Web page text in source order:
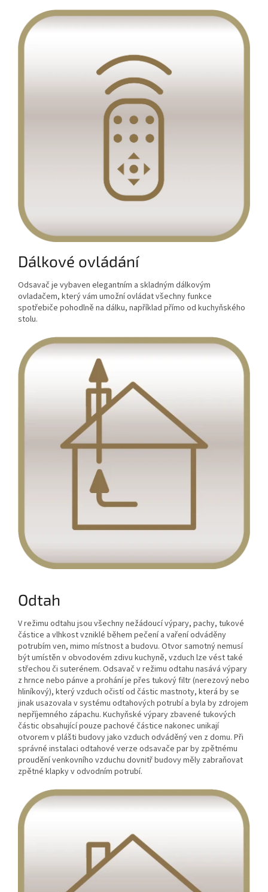
Dálkové ovládání
Odsavač je vybaven elegantním a skladným dálkovým
ovladačem, který vám umožní ovládat všechny funkce
spotřebiče pohodlně na dálku, například přímo od kuchyňského
stolu.
Odtah
V režimu odtahu jsou všechny nežádoucí výpary, pachy, tukové
částice a vlhkost vzniklé během pečení a vaření odváděny
potrubím ven, mimo místnost a budovu. Otvor samotný nemusí
být umístěn v obvodovém zdivu kuchyně, vzduch lze vést také
střechou či suterénem. Odsavač v režimu odtahu nasává výpary
z hrnce nebo pánve a prohání je přes tukový filtr (nerezový nebo
hliníkový), který vzduch očistí od částic mastnoty, která by se
jinak usazovala v systému odtahových potrubí a byla by zdrojem
nepříjemného zápachu. Kuchyňské výpary zbavené tukových
částic obsahující pouze pachové částice nakonec unikají
otvorem v plášti budovy jako vzduch odváděný ven z domu. Při
správné instalaci odtahové verze odsavače par by zpětnému
proudění venkovního vzduchu dovnitř budovy měly zabraňovat
zpětné klapky v odvodním potrubí.